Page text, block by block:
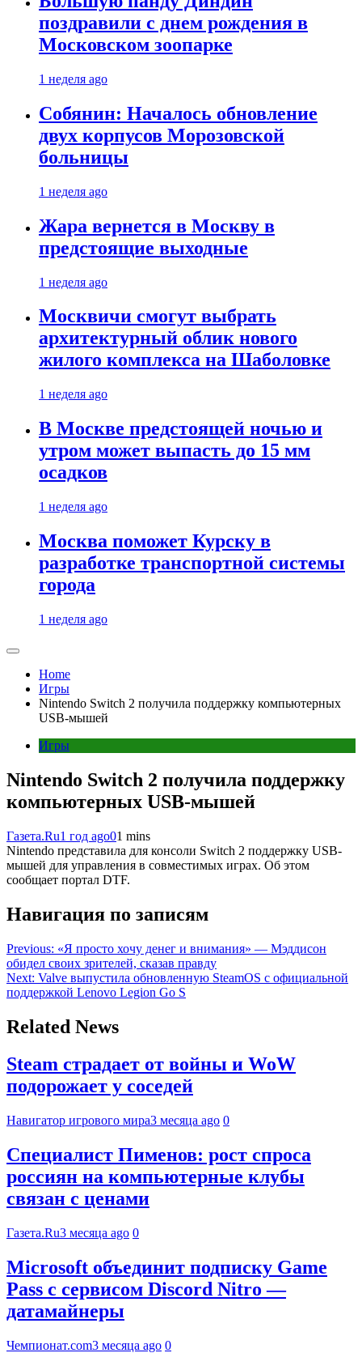
поздравили с днем рождения в
Московском зоопарке
1 неделя ago
Собянин: Началось обновление
двух корпусов Морозовской
больницы
1 неделя ago
Жара вернется в Москву в
предстоящие выходные
1 неделя ago
Москвичи смогут выбрать
архитектурный облик нового
жилого комплекса на Шаболовке
1 неделя ago
В Москве предстоящей ночью и
утром может выпасть до 15 мм
осадков
1 неделя ago
Москва поможет Курску в
разработке транспортной системы
города
1 неделя ago
Home
Игры
Nintendo Switch 2 получила поддержку компьютерных
USB-мышей
Игры
Nintendo Switch 2 получила поддержку
компьютерных USB-мышей
Газета.Ru1 год ago01 mins
Nintendo представила для консоли Switch 2 поддержку USB-
мышей для управления в совместимых играх. Об этом
сообщает портал DTF.
Навигация по записям
Previous: «Я просто хочу денег и внимания» — Мэддисон
обидел своих зрителей, сказав правду
Next: Valve выпустила обновленную SteamOS с официальной
поддержкой Lenovo Legion Go S
Related News
Steam страдает от войны и WoW
подорожает у соседей
Навигатор игрового мира3 месяца ago 0
Специалист Пименов: рост спроса
россиян на компьютерные клубы
связан с ценами
Газета.Ru3 месяца ago 0
Microsoft объединит подписку Game
Pass с сервисом Discord Nitro —
датамайнеры
Чемпионат.com3 месяца ago 0